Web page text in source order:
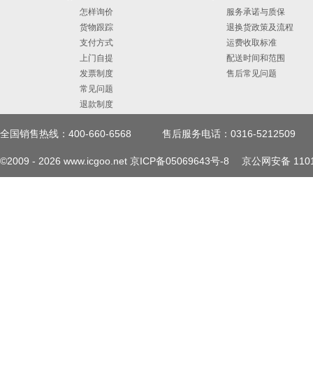
怎样询价
货物跟踪
支付方式
上门自提
发票制度
常见问题
退款制度
服务承诺与质保
退换货政策及流程
运费收取标准
配送时间和范围
售后常见问题
全国销售热线：400-660-6568 售后服务电话：0316-5212509
©2009 - 2026 www.icgoo.net 京ICP备05069643号-8 京公网安备